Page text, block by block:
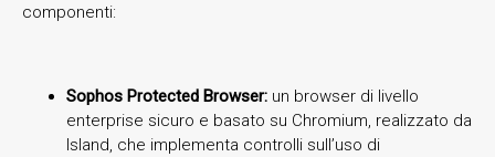
componenti:
Sophos Protected Browser: un browser di livello
enterprise sicuro e basato su Chromium, realizzato da
Island, che implementa controlli sull’uso di